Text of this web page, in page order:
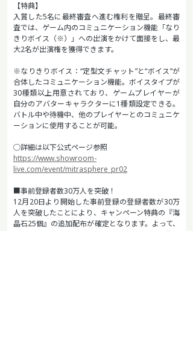
【特典】
入賞した5名に最終審査へ進む権利を贈呈。最終審
査では、ゲーム内のコミュニケーション機能「なり
きりボイス（※）」への出演をかけて面接をし、最
大2名が出演権を獲得できます。
※なりきりボイス：“定型文チャット”と“ボイス”が
合体したコミュニケーション機能。ボイスタイプが
30種類以上用意されており、ゲームプレイヤーが
自分のアバターキャラクターに1種類設定できる。
バトル中や待機中、他のプレイヤーとのコミュニケ
ーションに使用することが可能。
◯詳細は以下公式ページ参照
https://www.showroom-
live.com/event/mitrasphere_pr02
■事前登録者数30万人を突破！
12月20日より開始した事前登録の登録者数が30万
人を突破したことにより、キャンペーン特典の『海
晶石25個』の追加配布が確定となります。よって、
これまで配布が確定しているキャンペーン特典は